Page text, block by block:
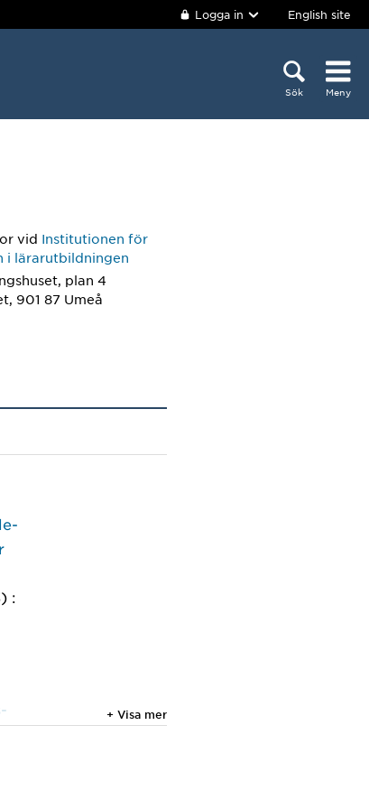
Logga in English site
Sök Meny
vid Institutionen för
i lärarutbildningen
plan 4
901 87 Umeå
:
+ Visa mer